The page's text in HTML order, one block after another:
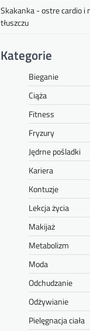
Skakanka - ostre cardio i
tłuszczu
Kategorie
Bieganie
Ciąża
Fitness
Fryzury
Jędrne pośladki
Kariera
Kontuzje
Lekcja życia
Makijaż
Metabolizm
Moda
Odchudzanie
Odżywianie
Pielęgnacja ciała